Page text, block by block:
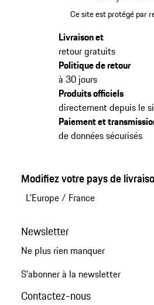
Ce site est protégé par
Livraison et
retour gratuits
Politique de retour
à 30 jours
Produits officiels
directement depuis le
Paiement et
de données sécurisés
Modifiez votre pays de
L'Europe/ France
Newsletter
Ne plus rien manquer
S'abonner à la newsletter
Contactez-nous